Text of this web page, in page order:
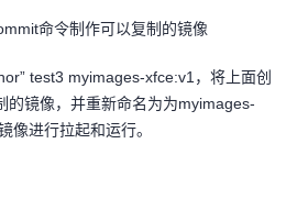
命令制作可以复制的镜像
test3 myimages-xfce:v1 ，将上面创
的镜像，并重新命名为为myimages-
像进行拉起和运行。